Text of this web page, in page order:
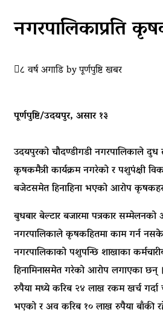
नगरपालिकाप्रति
८ वर्ष अगाडिbyपूर्णपुष्टि खबर
पूर्णपुष्टि/उदयपुर, असार १३
उदयपुरको चौदण्डीगडी नगरपालिकाले दुध
कृषकमैत्री कार्यक्रम नगरेको र पशुपंक्षी
बजेटसमेत हिनाहिना भएको आरोप
बुधबार बेल्टार बजारमा पत्रकार
नगरपालिकाले कृषकहितमा काम गर्न
नगरपालिकाको पशुपन्छि शाखाका
हिनामिनासमेत गरेको आरोप लगाएका
रुपैया मध्ये करिब २४ लाख रकम खर्च गर्दा
भएको र अव करिब १० लाख रुपैया बाँकी